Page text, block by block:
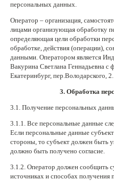
персональных данных.
Оператор – организация,
лицами организующая обработку
определяющая цели обработки
обработке, действия (операции),
данными. Оператором является
Вакурина Светлана Геннадьевна с
Екатеринбург, пер.Володарского, 2.
3. Обработка
3.1. Получение персональных
3.1.1. Все персональные данные
Если персональные данные
стороны, то субъект должен быть
должно быть получено согласие.
3.1.2. Оператор должен сообщить
источниках и способах получения